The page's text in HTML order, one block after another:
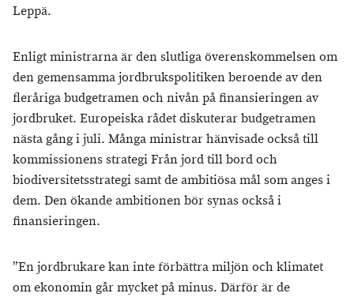
Leppä.
Enligt ministrarna är den slutliga överenskommelsen om
den gemensamma jordbrukspolitiken beroende av den
fleråriga budgetramen och nivån på finansieringen av
jordbruket. Europeiska rådet diskuterar budgetramen
nästa gång i juli. Många ministrar hänvisade också till
kommissionens strategi Från jord till bord och
biodiversitetsstrategi samt de ambitiösa mål som anges i
dem. Den ökande ambitionen bör synas också i
finansieringen.
”En jordbrukare kan inte förbättra miljön och klimatet
om ekonomin går mycket på minus. Därför är de